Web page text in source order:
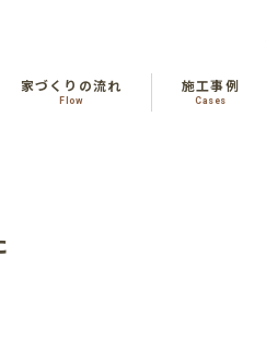
家づくりの流れ
Flow
施工事例
Cases